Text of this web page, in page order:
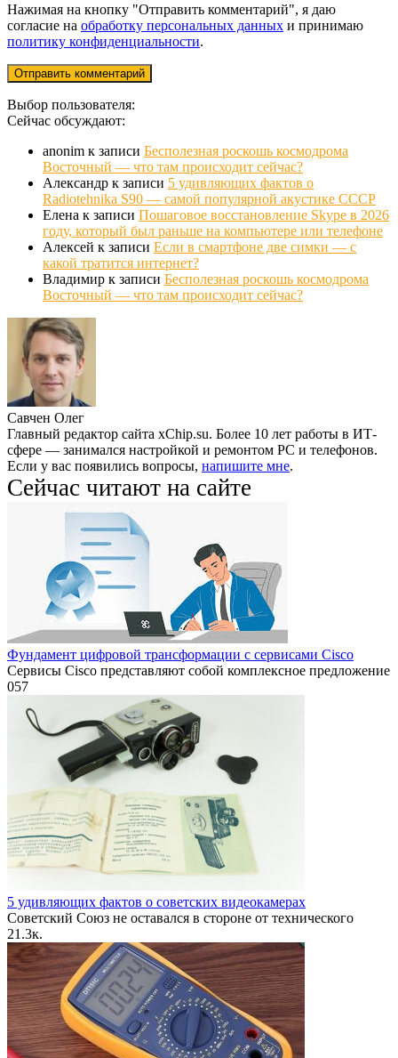
Нажимая на кнопку "Отправить комментарий", я даю
согласие на обработку персональных данных и принимаю
политику конфиденциальности.
Выбор пользователя:
Сейчас обсуждают:
anonim к записи Бесполезная роскошь космодрома
Восточный — что там происходит сейчас?
Александр к записи 5 удивляющих фактов о
Radiotehnika S90 — самой популярной акустике СССР
Елена к записи Пошаговое восстановление Skype в 2026
году, который был раньше на компьютере или телефоне
Алексей к записи Если в смартфоне две симки — с
какой тратится интернет?
Владимир к записи Бесполезная роскошь космодрома
Восточный — что там происходит сейчас?
Савчен Олег
Главный редактор сайта xChip.su. Более 10 лет работы в ИТ-
сфере — занимался настройкой и ремонтом PC и телефонов.
Если у вас появились вопросы, напишите мне.
Сейчас читают на сайте
Фундамент цифровой трансформации с сервисами Cisco
Сервисы Cisco представляют собой комплексное предложение
057
5 удивляющих фактов о советских видеокамерах
Советский Союз не оставался в стороне от технического
21.3к.